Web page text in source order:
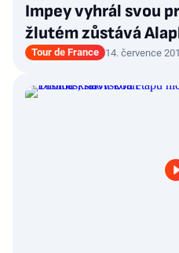
Impey vyhrál svou
žlutém zůstává
Tour de France 14. července